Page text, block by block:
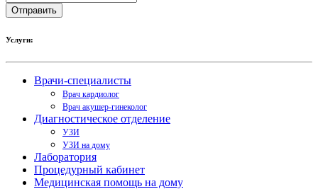
Услуги:
Врачи-специалисты
Врач кардиолог
Врач акушер-гинеколог
Диагностическое отделение
УЗИ
УЗИ на дому
Лаборатория
Процедурный кабинет
Медицинская помощь на дому